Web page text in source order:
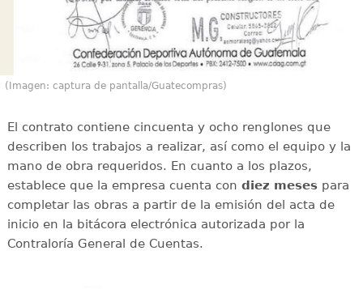
(Imagen: captura de pantalla/Guatecompras)
El contrato contiene cincuenta y ocho renglones que
describen los trabajos a realizar, así como el equipo y la
mano de obra requeridos. En cuanto a los plazos,
establece que la empresa cuenta con diez mesespara
completar las obras a partir de la emisión del acta de
inicio en la bitácora electrónica autorizada por la
Contraloría General de Cuentas.